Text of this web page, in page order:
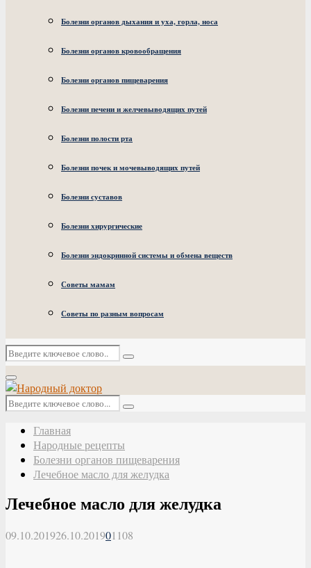
Болезни органов дыхания и уха, горла, носа
Болезни органов кровообращения
Болезни органов пищеварения
Болезни печени и желчевыводящих путей
Болезни полости рта
Болезни почек и мочевыводящих путей
Болезни суставов
Болезни хирургические
Болезни эндокринной системы и обмена веществ
Советы мамам
Советы по разным вопросам
Искать:
Поиск
Основное
меню
Искать:
Поиск
Главная
Народные рецепты
Болезни органов пищеварения
Лечебное масло для желудка
Лечебное масло для желудка
09.10.201926.10.201901108